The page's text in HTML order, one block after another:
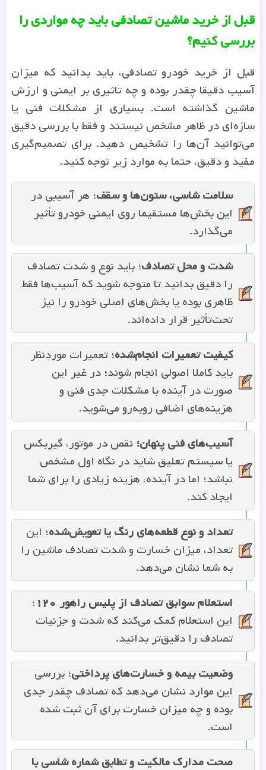
قبل از خرید ماشین تصادفی باید چه مواردی را
بررسی کنیم؟
قبل از خرید خودرو تصادفی، باید بدانید که میزان
آسیب دقیقا چقدر بوده و چه تاثیری بر ایمنی و ارزش
ماشین گذاشته است. بسیاری از مشکلات فنی یا
سازه‌ای در ظاهر مشخص نیستند و فقط با بررسی دقیق
می‌توانید آن‌ها را تشخیص دهید. برای تصمیم‌گیری
مفید و دقیق، حتما به موارد زیر توجه کنید.
سلامت شاسی، ستون‌ها و سقف؛ هر آسیبی در
این بخش‌ها مستقیما روی ایمنی خودرو تأثیر
می‌گذارد.
شدت و محل تصادف؛ باید نوع و شدت تصادف
را دقیق بدانید تا متوجه شوید که آسیب‌ها فقط
ظاهری بوده‌ یا بخش‌های اصلی خودرو را نیز
تحت‌تأثیر قرار داده‌اند.
کیفیت تعمیرات انجام‌شده؛ تعمیرات موردنظر
باید کاملا اصولی انجام شوند؛ در غیر این
صورت در آینده با مشکلات جدی فنی و
هزینه‌های اضافی روبه‌رو می‌شوید.
آسیب‌های فنی پنهان؛ نقص در موتور، گیربکس
یا سیستم تعلیق شاید در نگاه اول مشخص
نباشد؛ اما در آینده، هزینه‌ زیادی را برای شما
ایجاد کند.
تعداد و نوع قطعه‌های رنگ‌ یا تعویض‌شده؛ این
تعداد، میزان خسارت و شدت تصادف ماشین را
به شما نشان می‌دهد.
استعلام سوابق تصادف از پلیس راهور ۱۲۰
؛
این استعلام کمک می‌کند که شدت و جزئیات
تصادف را دقیق‌تر بدانید.
وضعیت بیمه و خسارت‌های پرداختی؛ بررسی
این موارد نشان می‌دهد که تصادف چقدر جدی
بوده و چه میزان خسارت برای آن ثبت شده
است.
صحت مدارک مالکیت و تطابق شماره شاسی با